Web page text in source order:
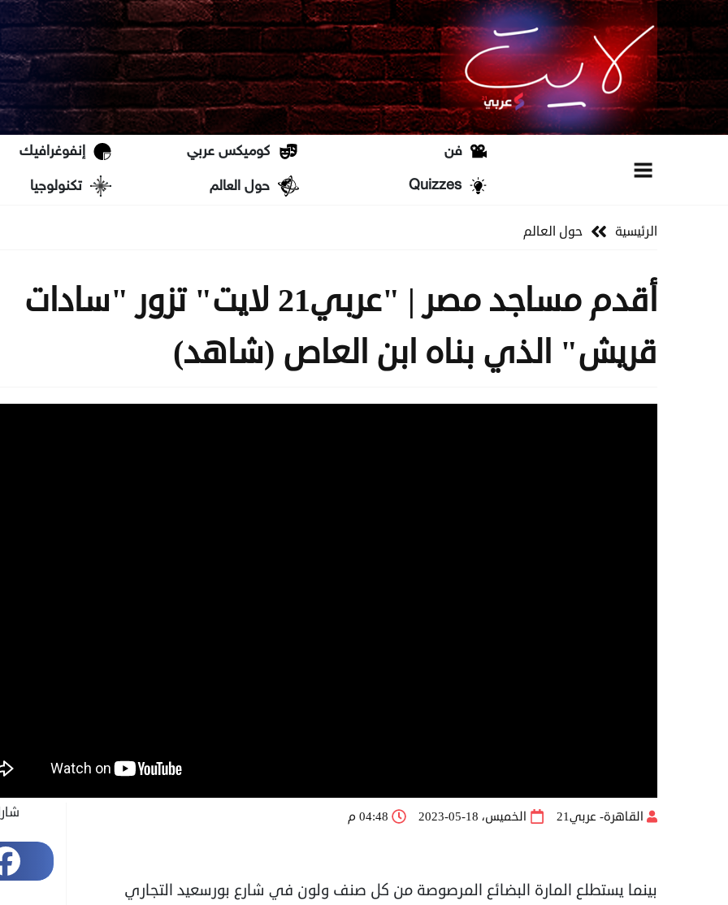
فن كوميكس عربي
إنفوغرافيك
Quizzes
حول العالم تكنولوجيا
الرئيسية حول العالم
أقدم مساجد مصر | "عربي21 لايت" تزور "سادات
قريش" الذي بناه ابن العاص (شاهد)
القاهرة- عربي21 الخميس، 18-05-2023 04:48 م
بينما يستطلع المارة البضائع المرصوصة من كل صنف ولون في شارع بورسعيد التجاري
Facebook